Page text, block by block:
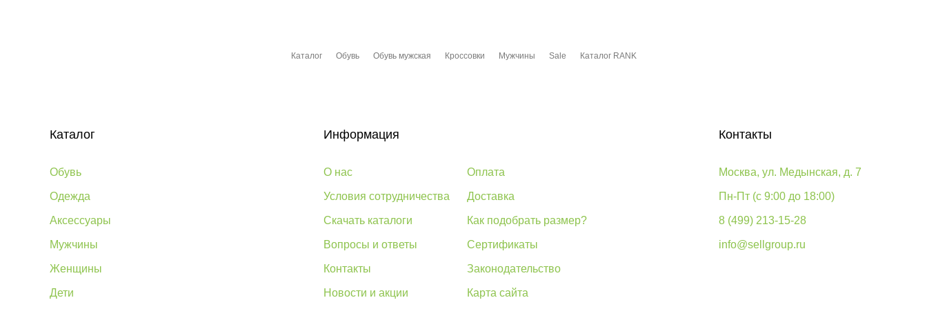
Каталог Обувь Обувь мужская Кроссовки Мужчины Sale Каталог RANK
Каталог
Обувь
Одежда
Аксессуары
Мужчины
Женщины
Дети
Информация
О нас
Условия сотрудничества
Скачать каталоги
Вопросы и ответы
Контакты
Новости и акции
Оплата
Доставка
Как подобрать размер?
Сертификаты
Законодательство
Карта сайта
Контакты
Москва, ул. Медынская, д. 7
Пн-Пт (с 9:00 до 18:00)
8 (499) 213-15-28
info@sellgroup.ru